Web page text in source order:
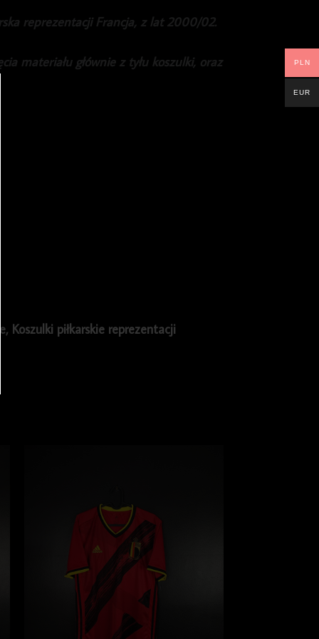
reprezentacji Francja, z lat 2000/02.
materiału głównie z tyłu koszulki, oraz
, Koszulki piłkarskie reprezentacji
PLN
EUR